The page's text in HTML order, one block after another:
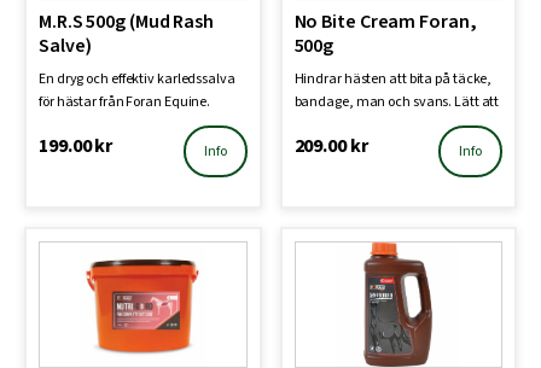
M.R.S 500g (Mud Rash
Salve)
En dryg och effektiv karledssalva
för hästar från Foran Equine.
199.00kr Info
No Bite Cream Foran,
500g
Hindrar hästen att bita på täcke,
bandage, man och svans. Lätt att
209.00kr Info